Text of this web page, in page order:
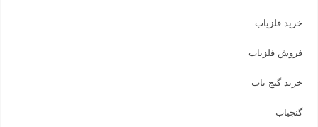
خرید فلزیاب
فروش فلزیاب
خرید گنج یاب
گنجیاب